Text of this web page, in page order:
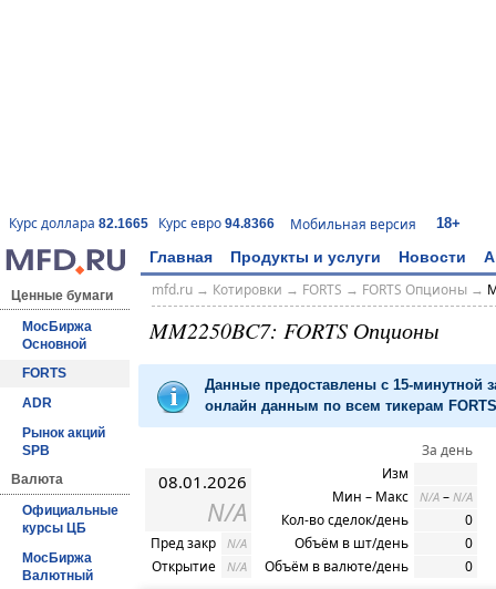
Курс доллара 82.1665 Курс евро 94.8366 Мобильная версия 18+
Главная Продукты и услуги Новости
Ценные бумаги
МосБиржа
Основной
FORTS
ADR
Рынок акций
SPB
Валюта
Официальные
курсы ЦБ
МосБиржа
Валютный
mfd.ru→ Котировки → FORTS → FORTS Опционы→
MM2250BC7: FORTS Опционы
Данные предоставлены с 15-минутной
онлайн данным по всем тикерам
08.01.2026
N/A
Пред закр N/A
Открытие N/A
За день
Изм
Мин – Макс
N/A – N/A
Кол-во сделок/день
0
Объём в шт/день
0
Объём в валюте/день
0